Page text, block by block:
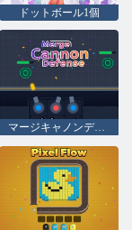
ドットボール1個
マージキャノンディフェンス